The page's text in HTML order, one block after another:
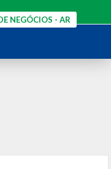
NEGÓCIOS - AR